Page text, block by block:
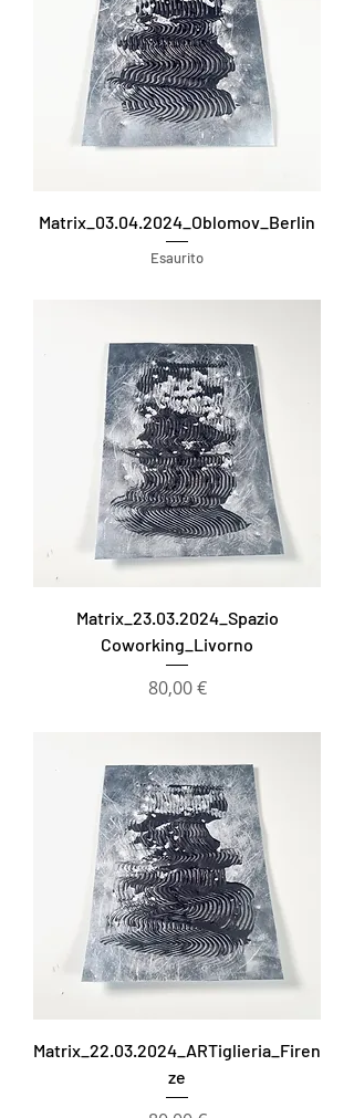
Matrix_03.04.2024_Oblomov_Berlin
Esaurito
Matrix_23.03.2024_Spazio
Coworking_Livorno
Prezzo
80,00 €
Matrix_22.03.2024_ARTiglieria_Firen
ze